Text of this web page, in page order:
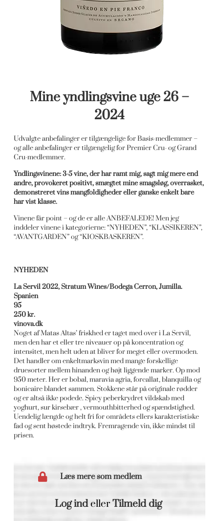
Mine yndlingsvine uge 26 –
2024
Udvalgte anbefalinger er tilgængelige for Basis-medlemmer –
og alle anbefalinger er tilgængelig for Premier Cru- og Grand
Cru-medlemmer.
Yndlingsvinene: 3-5 vine, der har ramt mig, sagt mig mere end
andre, provokeret positivt, smægtet mine smagsløg, overrasket,
demonstreret vins mangfoldigheder eller ganske enkelt bare
har vist klasse.
Vinene får point – og de er alle ANBEFALEDE! Men jeg
inddeler vinene i kategorierne: “NYHEDEN”, “KLASSIKEREN”,
“AVANTGARDEN” og “KIOSKBASKEREN”.
NYHEDEN
La Servil 2022, Stratum Wines/Bodega Cerron, Jumilla.
Spanien
95
250 kr.
vinova.dk
Noget af Matas Altas’ friskhed er taget med over i La Servil,
men den har et eller tre niveauer op på koncentration og
intensitet, men helt uden at bliver for meget eller overmoden.
Det handler om enkeltmarksvin med mange forskellige
druesorter mellem hinanden og højt liggende marker. Op mod
950 meter. Her er bobal, maravia agria, forcallat, blanquilla og
bonicaire blandet sammen. Stokkene står på originale rødder
og er altså ikke podede. Spicy peberkrydret vildskab med
yoghurt, sur kirsebær , vermouthbitterhed og spændstighed.
Uendelig længde og helt fri for områdets ellers karakteristiske
fad og sent høstede indtryk. Fremragende vin, ikke mindst til
prisen.
Læs mere som medlem
Log indellerTilmeld dig